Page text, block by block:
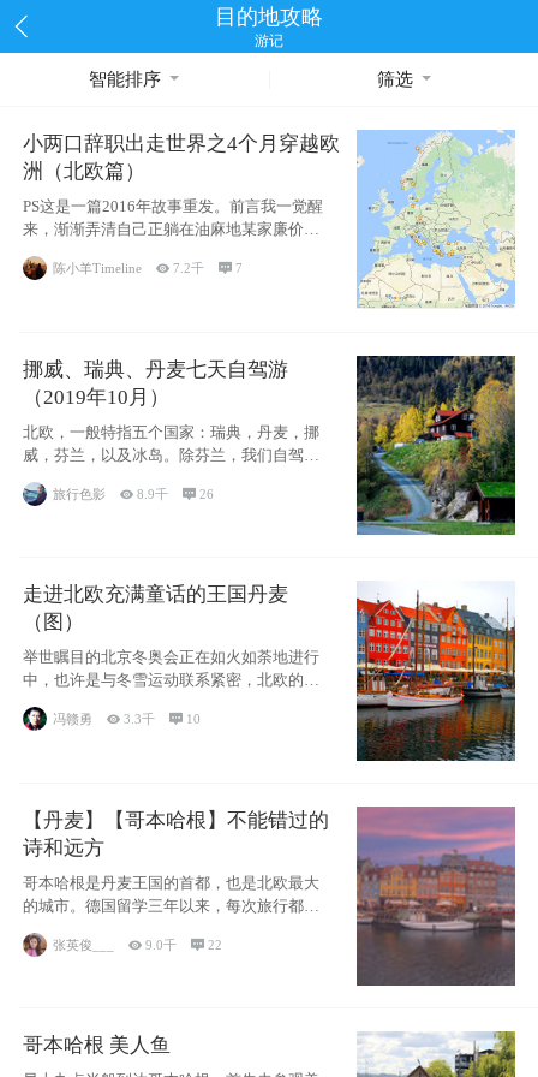
目的地攻略
游记
智能排序 筛选
小两口辞职出走世界之4个月穿越欧
洲（北欧篇）
PS这是一篇2016年故事重发。前言我一觉醒
来，渐渐弄清自己正躺在油麻地某家廉价宾
馆
陈小羊Timeline 7.2千 7
挪威、瑞典、丹麦七天自驾游
（2019年10月）
北欧，一般特指五个国家：瑞典，丹麦，挪
威，芬兰，以及冰岛。除芬兰，我们自驾游
旅行色影 8.9千 26
走进北欧充满童话的王国丹麦
（图）
举世瞩目的北京冬奥会正在如火如荼地进行
中，也许是与冬雪运动联系紧密，北欧的一
些国家因
冯赣勇 3.3千  10
【丹麦】【哥本哈根】不能错过的
诗和远方
哥本哈根是丹麦王国的首都，也是北欧最大
的城市。德国留学三年以来，每次旅行都是
张英俊___ 9.0千 22
哥本哈根 美人鱼